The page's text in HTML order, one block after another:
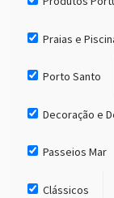
Praias e
Porto Santo
Decoração e
Passeios Mar
Clássicos